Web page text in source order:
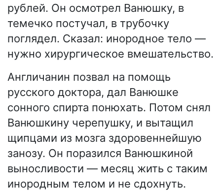
рублей. Он осмотрел Ванюшку, в
темечко постучал, в трубочку
поглядел. Сказал: инородное тело —
нужно хирургическое вмешательство.
Англичанин позвал на помощь
русского доктора, дал Ванюшке
сонного спирта понюхать. Потом снял
Ванюшкину черепушку, и вытащил
щипцами из мозга здоровеннейшую
занозу. Он поразился Ванюшкиной
выносливости — месяц жить с таким
инородным телом и не сдохнуть.